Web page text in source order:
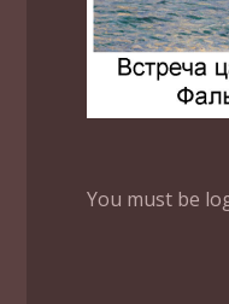
You must be